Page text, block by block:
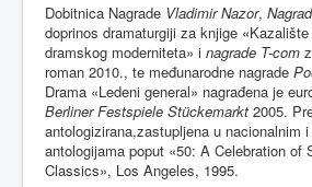
Dobitnica Nagrade Vladimir Nazor,
doprinos dramaturgiji za knjige
dramskog moderniteta» i nagrade T-com
roman 2010., te međunarodne nagrade
Drama «Ledeni general» nagrađena je
Berliner Festspiele Stückemarkt 2005.
antologizirana,zastupljena u nacionalnim
antologijama poput «50: A Celebration of
Classics», Los Angeles, 1995.